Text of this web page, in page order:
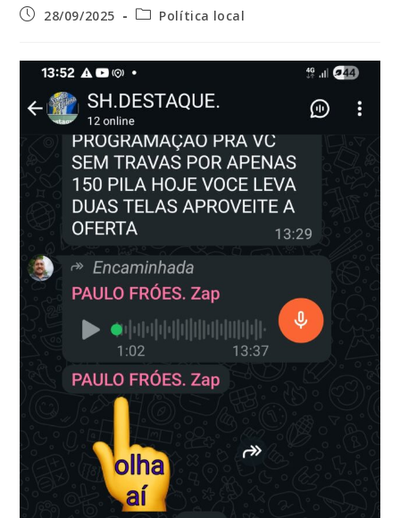
Post28/09/2025
Categoria
Política local